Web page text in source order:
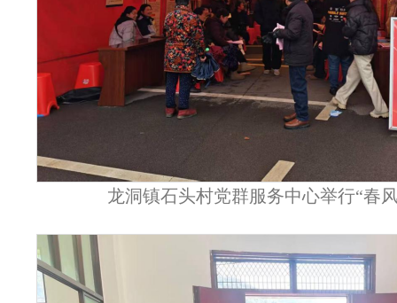
龙洞镇石头村党群服务中心举行“春